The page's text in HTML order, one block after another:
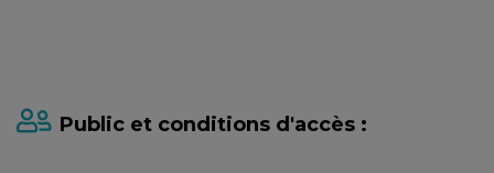
Public et conditions d'accès :